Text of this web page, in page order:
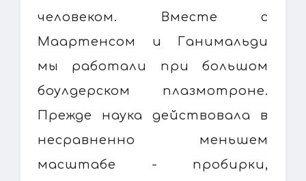
человеком. Вместе с
Маартенсом и Ганимальди
мы работали при большом
боулдерском плазмотроне.
Прежде наука действовала в
несравненно меньшем
масштабе - пробирки,